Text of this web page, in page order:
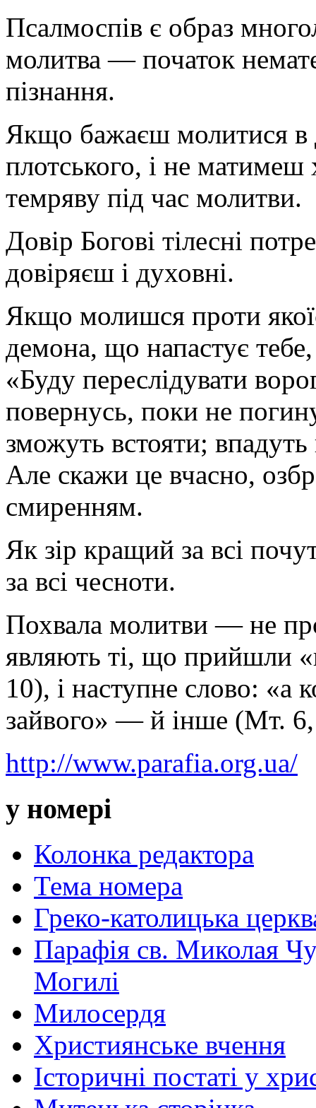
Псалмоспів є образ
молитва — початок
пізнання.
Якщо бажаєш молитися в
плотського, і не
темряву під час молитви.
Довір Богові тілесні
довіряєш і духовні.
Якщо молишся проти
демона, що напастує
«Буду переслідувати
повернусь, поки не
зможуть встояти;
Але скажи це вчасно,
смиренням.
Як зір кращий за всі
за всі чесноти.
Похвала молитви — не
являють ті, що прийшли
10), і наступне слово: «а
зайвого» — й інше (Мт.
http://www.parafia.org.ua/
у номері
Колонка редактора
Тема номера
Греко-католицька
Парафія св. Миколая
Могилі
Милосердя
Християнське вчення
Історичні постаті у